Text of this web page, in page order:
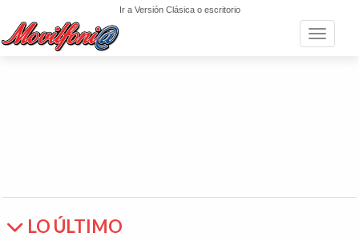
Ir a Versión Clásica o escritorio
Toggle
LO ÚLTIMO